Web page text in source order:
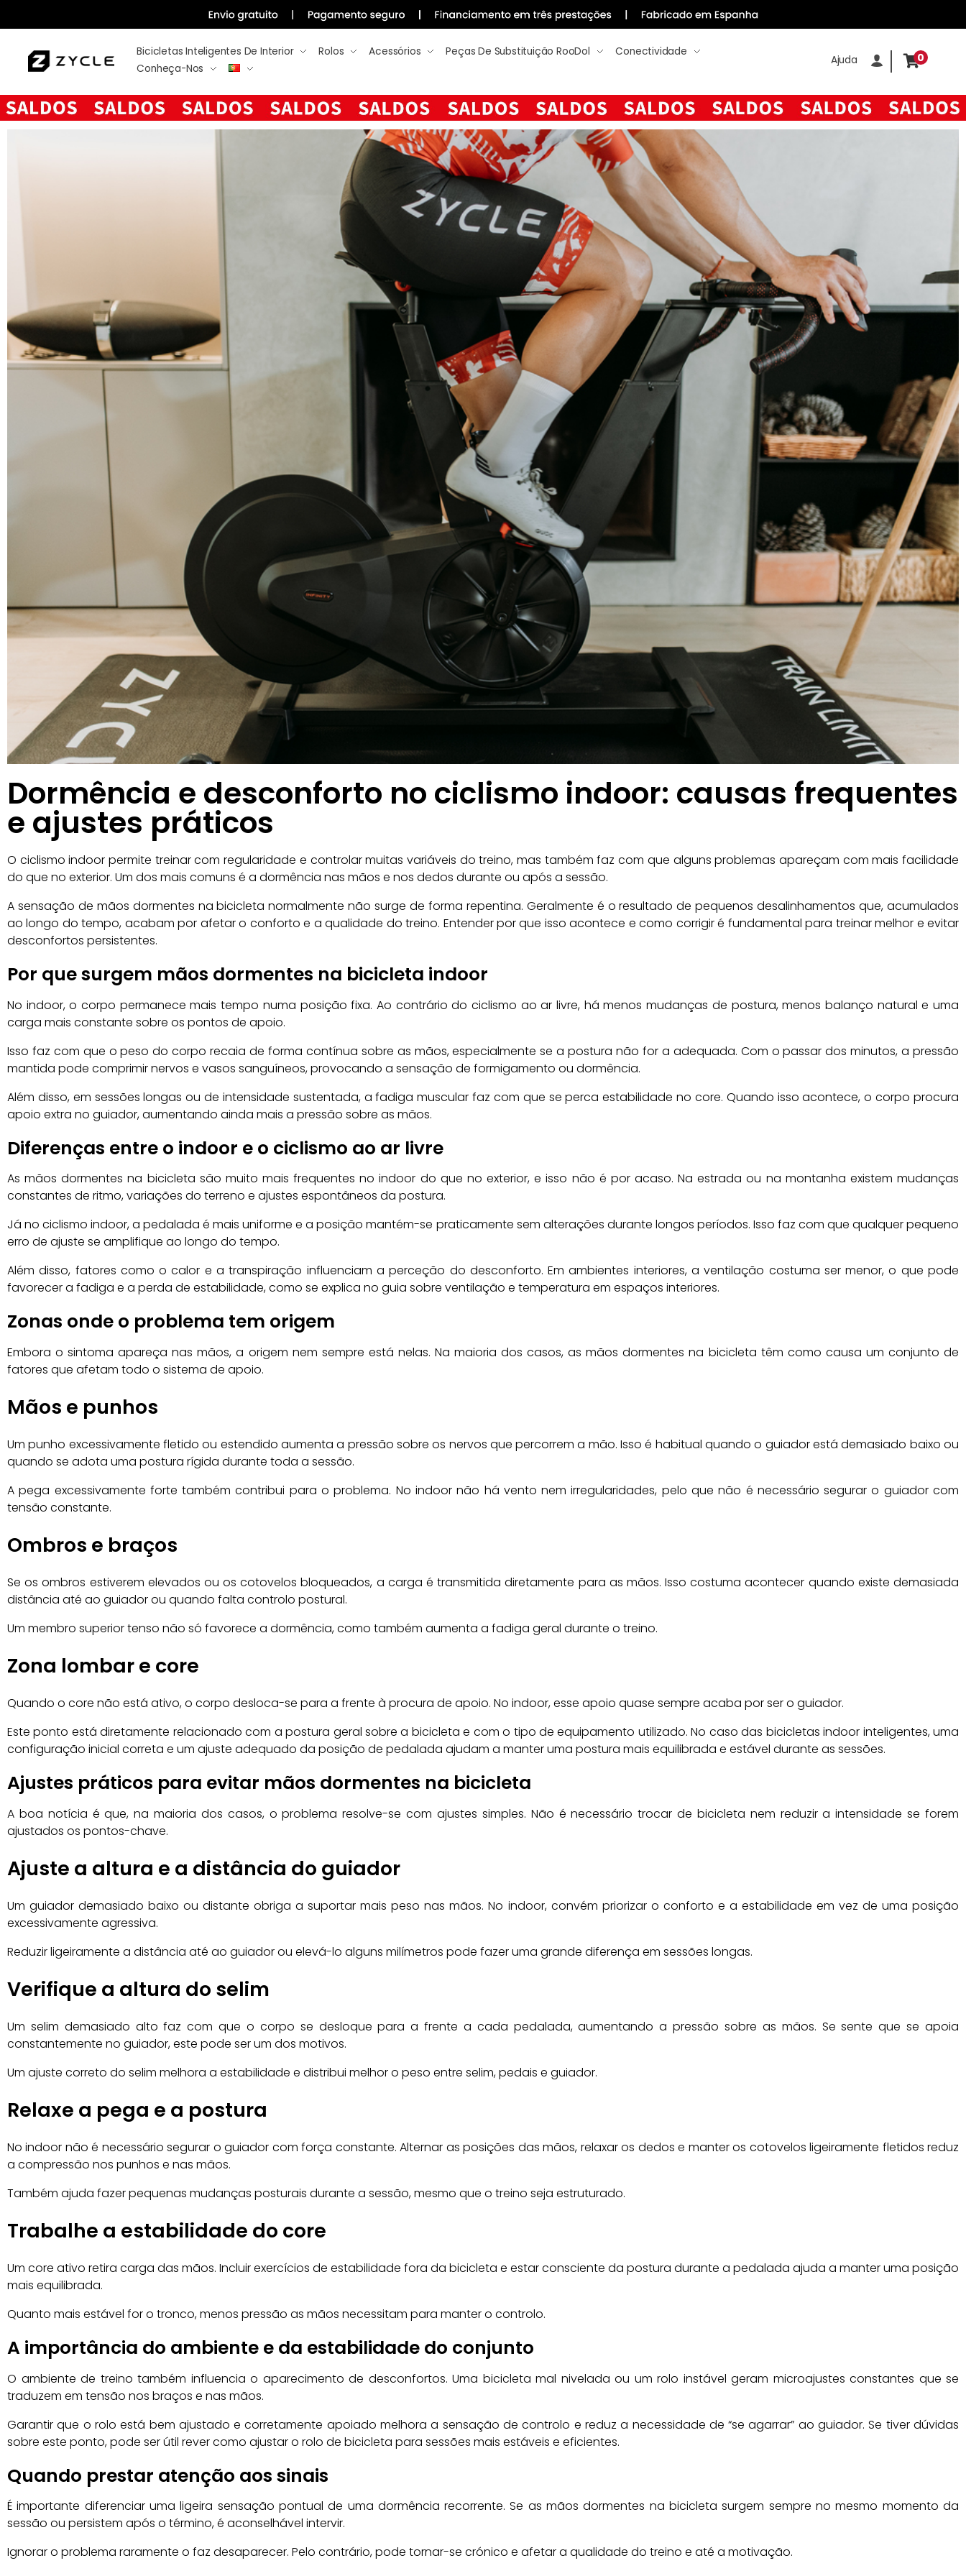
Bicicletas Inteligentes De Interior Rolos Acessórios Peças De Substituição RooDol
Conectividade
Conheça-Nos
Ajuda 0
Dormência e desconforto no ciclismo indoor: causas frequentes
e ajustes práticos
O ciclismo indoor permite treinar com regularidade e controlar muitas variáveis do treino, mas também faz com que alguns problemas apareçam com mais facilidade
do que no exterior. Um dos mais comuns é a dormência nas mãos e nos dedos durante ou após a sessão.
A sensação de mãos dormentes na bicicleta normalmente não surge de forma repentina. Geralmente é o resultado de pequenos desalinhamentos que, acumulados
ao longo do tempo, acabam por afetar o conforto e a qualidade do treino. Entender por que isso acontece e como corrigir é fundamental para treinar melhor e evitar
desconfortos persistentes.
Por que surgem mãos dormentes na bicicleta indoor
No indoor, o corpo permanece mais tempo numa posição fixa. Ao contrário do ciclismo ao ar livre, há menos mudanças de postura, menos balanço natural e uma
carga mais constante sobre os pontos de apoio.
Isso faz com que o peso do corpo recaia de forma contínua sobre as mãos, especialmente se a postura não for a adequada. Com o passar dos minutos, a pressão
mantida pode comprimir nervos e vasos sanguíneos, provocando a sensação de formigamento ou dormência.
Além disso, em sessões longas ou de intensidade sustentada, a fadiga muscular faz com que se perca estabilidade no core. Quando isso acontece, o corpo procura
apoio extra no guiador, aumentando ainda mais a pressão sobre as mãos.
Diferenças entre o indoor e o ciclismo ao ar livre
As mãos dormentes na bicicleta são muito mais frequentes no indoor do que no exterior, e isso não é por acaso. Na estrada ou na montanha existem mudanças
constantes de ritmo, variações do terreno e ajustes espontâneos da postura.
Já no ciclismo indoor, a pedalada é mais uniforme e a posição mantém-se praticamente sem alterações durante longos períodos. Isso faz com que qualquer pequeno
erro de ajuste se amplifique ao longo do tempo.
Além disso, fatores como o calor e a transpiração influenciam a perceção do desconforto. Em ambientes interiores, a ventilação costuma ser menor, o que pode
favorecer a fadiga e a perda de estabilidade, como se explica no guia sobre ventilação e temperatura em espaços interiores.
Zonas onde o problema tem origem
Embora o sintoma apareça nas mãos, a origem nem sempre está nelas. Na maioria dos casos, as mãos dormentes na bicicleta têm como causa um conjunto de
fatores que afetam todo o sistema de apoio.
Mãos e punhos
Um punho excessivamente fletido ou estendido aumenta a pressão sobre os nervos que percorrem a mão. Isso é habitual quando o guiador está demasiado baixo ou
quando se adota uma postura rígida durante toda a sessão.
A pega excessivamente forte também contribui para o problema. No indoor não há vento nem irregularidades, pelo que não é necessário segurar o guiador com
tensão constante.
Ombros e braços
Se os ombros estiverem elevados ou os cotovelos bloqueados, a carga é transmitida diretamente para as mãos. Isso costuma acontecer quando existe demasiada
distância até ao guiador ou quando falta controlo postural.
Um membro superior tenso não só favorece a dormência, como também aumenta a fadiga geral durante o treino.
Zona lombar e core
Quando o core não está ativo, o corpo desloca-se para a frente à procura de apoio. No indoor, esse apoio quase sempre acaba por ser o guiador.
Este ponto está diretamente relacionado com a postura geral sobre a bicicleta e com o tipo de equipamento utilizado. No caso das bicicletas indoor inteligentes, uma
configuração inicial correta e um ajuste adequado da posição de pedalada ajudam a manter uma postura mais equilibrada e estável durante as sessões.
Ajustes práticos para evitar mãos dormentes na bicicleta
A boa notícia é que, na maioria dos casos, o problema resolve-se com ajustes simples. Não é necessário trocar de bicicleta nem reduzir a intensidade se forem
ajustados os pontos-chave.
Ajuste a altura e a distância do guiador
Um guiador demasiado baixo ou distante obriga a suportar mais peso nas mãos. No indoor, convém priorizar o conforto e a estabilidade em vez de uma posição
excessivamente agressiva.
Reduzir ligeiramente a distância até ao guiador ou elevá-lo alguns milímetros pode fazer uma grande diferença em sessões longas.
Verifique a altura do selim
Um selim demasiado alto faz com que o corpo se desloque para a frente a cada pedalada, aumentando a pressão sobre as mãos. Se sente que se apoia
constantemente no guiador, este pode ser um dos motivos.
Um ajuste correto do selim melhora a estabilidade e distribui melhor o peso entre selim, pedais e guiador.
Relaxe a pega e a postura
No indoor não é necessário segurar o guiador com força constante. Alternar as posições das mãos, relaxar os dedos e manter os cotovelos ligeiramente fletidos reduz
a compressão nos punhos e nas mãos.
Também ajuda fazer pequenas mudanças posturais durante a sessão, mesmo que o treino seja estruturado.
Trabalhe a estabilidade do core
Um core ativo retira carga das mãos. Incluir exercícios de estabilidade fora da bicicleta e estar consciente da postura durante a pedalada ajuda a manter uma posição
mais equilibrada.
Quanto mais estável for o tronco, menos pressão as mãos necessitam para manter o controlo.
A importância do ambiente e da estabilidade do conjunto
O ambiente de treino também influencia o aparecimento de desconfortos. Uma bicicleta mal nivelada ou um rolo instável geram microajustes constantes que se
traduzem em tensão nos braços e nas mãos.
Garantir que o rolo está bem ajustado e corretamente apoiado melhora a sensação de controlo e reduz a necessidade de “se agarrar” ao guiador. Se tiver dúvidas
sobre este ponto, pode ser útil rever como ajustar o rolo de bicicleta para sessões mais estáveis e eficientes.
Quando prestar atenção aos sinais
É importante diferenciar uma ligeira sensação pontual de uma dormência recorrente. Se as mãos dormentes na bicicleta surgem sempre no mesmo momento da
sessão ou persistem após o término, é aconselhável intervir.
Ignorar o problema raramente o faz desaparecer. Pelo contrário, pode tornar-se crónico e afetar a qualidade do treino e até a motivação.